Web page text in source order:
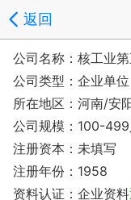
返回
公司名称：核工业
公司类型：企业单
所在地区：河南/安
公司规模：100-499
注册资本：未填写
注册年份：1958
资料认证：企业资料